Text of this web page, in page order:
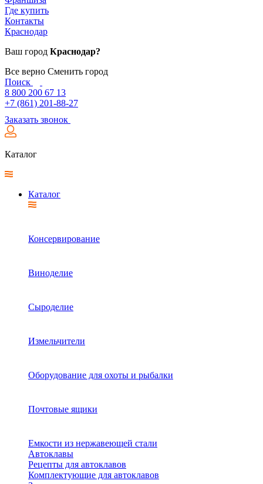
Где купить
Контакты
Краснодар
Ваш город Краснодар?
Все верно Сменить город
Поиск
8 800 200 67 13
+7 (861) 201-88-27
Заказать звонок
Каталог
Каталог
Консервирование
Виноделие
Сыроделие
Измельчители
Оборудование для охоты и рыбалки
Почтовые ящики
Емкости из нержавеющей стали
Автоклавы
Рецепты для автоклавов
Комплектующие для автоклавов